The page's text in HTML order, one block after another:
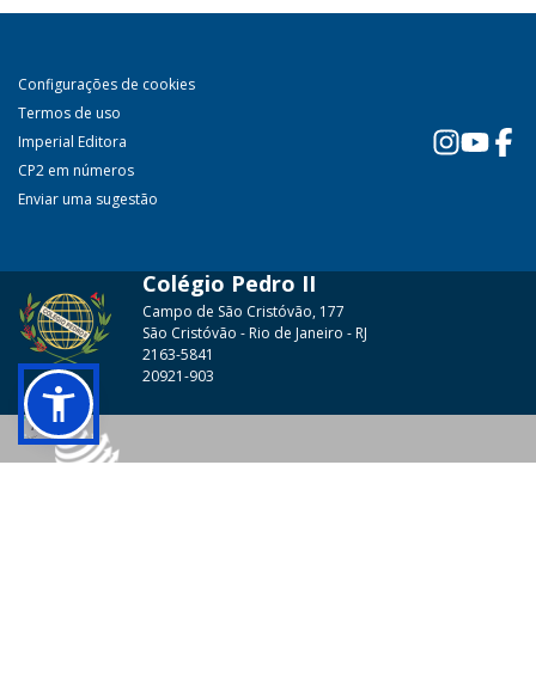
Configurações de cookies
Termos de uso
Imperial Editora
CP2 em números
Enviar uma sugestão
Colégio Pedro II
Campo de São Cristóvão, 177
São Cristóvão - Rio de Janeiro - RJ
2163-5841
20921-903